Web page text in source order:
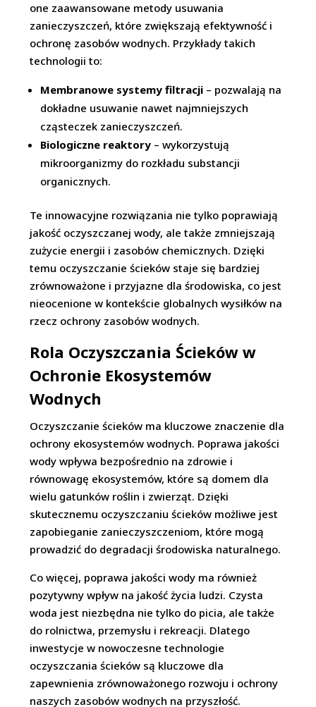
one zaawansowane metody usuwania
zanieczyszczeń, które zwiększają efektywność i
ochronę zasobów wodnych. Przykłady takich
technologii to:
Membranowe systemy filtracji – pozwalają na
dokładne usuwanie nawet najmniejszych
cząsteczek zanieczyszczeń.
Biologiczne reaktory – wykorzystują
mikroorganizmy do rozkładu substancji
organicznych.
Te innowacyjne rozwiązania nie tylko poprawiają
jakość oczyszczanej wody, ale także zmniejszają
zużycie energii i zasobów chemicznych. Dzięki
temu oczyszczanie ścieków staje się bardziej
zrównoważone i przyjazne dla środowiska, co jest
nieocenione w kontekście globalnych wysiłków na
rzecz ochrony zasobów wodnych.
Rola Oczyszczania Ścieków w
Ochronie Ekosystemów
Wodnych
Oczyszczanie ścieków ma kluczowe znaczenie dla
ochrony ekosystemów wodnych. Poprawa jakości
wody wpływa bezpośrednio na zdrowie i
równowagę ekosystemów, które są domem dla
wielu gatunków roślin i zwierząt. Dzięki
skutecznemu oczyszczaniu ścieków możliwe jest
zapobieganie zanieczyszczeniom, które mogą
prowadzić do degradacji środowiska naturalnego.
Co więcej, poprawa jakości wody ma również
pozytywny wpływ na jakość życia ludzi. Czysta
woda jest niezbędna nie tylko do picia, ale także
do rolnictwa, przemysłu i rekreacji. Dlatego
inwestycje w nowoczesne technologie
oczyszczania ścieków są kluczowe dla
zapewnienia zrównoważonego rozwoju i ochrony
naszych zasobów wodnych na przyszłość.